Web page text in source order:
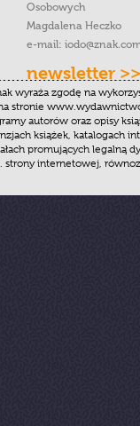
Osobowych
Magdalena Heczko
e-mail:
newsletter >>
wyraża zgodę na
stronie
autorów oraz opisy
książek, katalogach
promujących legalną
strony internetowej,